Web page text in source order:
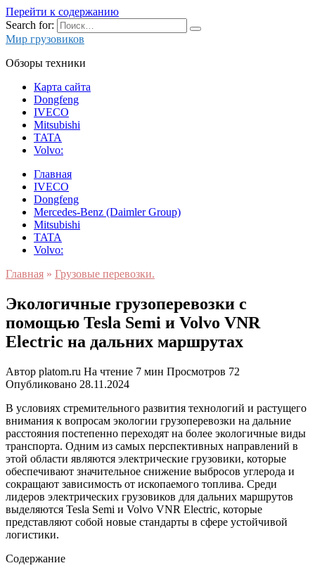
Перейти к содержанию
Search for:
Мир грузовиков
Обзоры техники
Карта сайта
Dongfeng
IVECO
Mitsubishi
TATA
Volvo:
Главная
IVECO
Dongfeng
Mercedes-Benz (Daimler Group)
Mitsubishi
TATA
Volvo:
Главная » Грузовые перевозки.
Экологичные грузоперевозки с
помощью Tesla Semi и Volvo VNR
Electric на дальних маршрутах
Автор platom.ru На чтение 7 мин Просмотров 72
Опубликовано 28.11.2024
В условиях стремительного развития технологий и растущего
внимания к вопросам экологии грузоперевозки на дальние
расстояния постепенно переходят на более экологичные виды
транспорта. Одним из самых перспективных направлений в
этой области являются электрические грузовики, которые
обеспечивают значительное снижение выбросов углерода и
сокращают зависимость от ископаемого топлива. Среди
лидеров электрических грузовиков для дальних маршрутов
выделяются Tesla Semi и Volvo VNR Electric, которые
представляют собой новые стандарты в сфере устойчивой
логистики.
Содержание